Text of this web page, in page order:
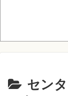
セン